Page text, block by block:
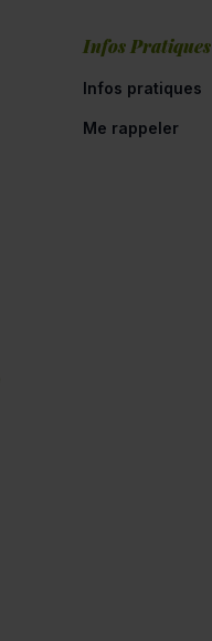
Infos Pratiques
Infos pratiques
Me rappeler